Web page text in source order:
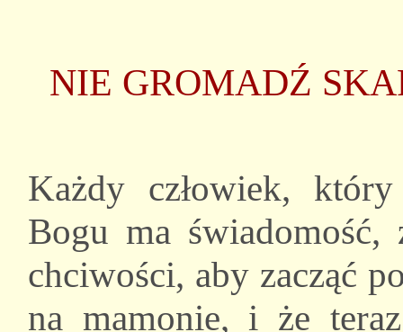
NIE GROMADŹ
Każdy człowiek,
Bogu ma
chciwości, aby zacząć
na mamonie, i że